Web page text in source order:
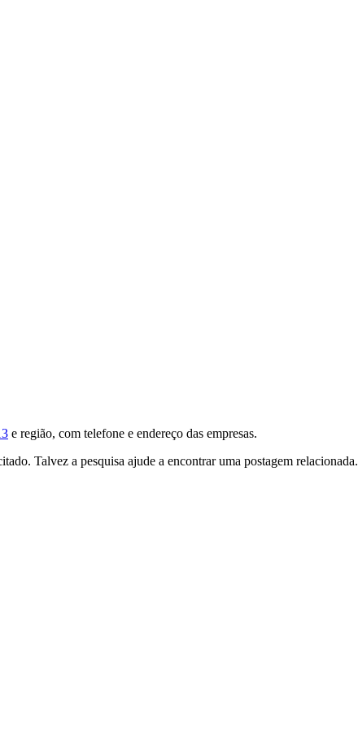
e região, com telefone e endereço das empresas.
Talvez a pesquisa ajude a encontrar uma postagem relacionada.